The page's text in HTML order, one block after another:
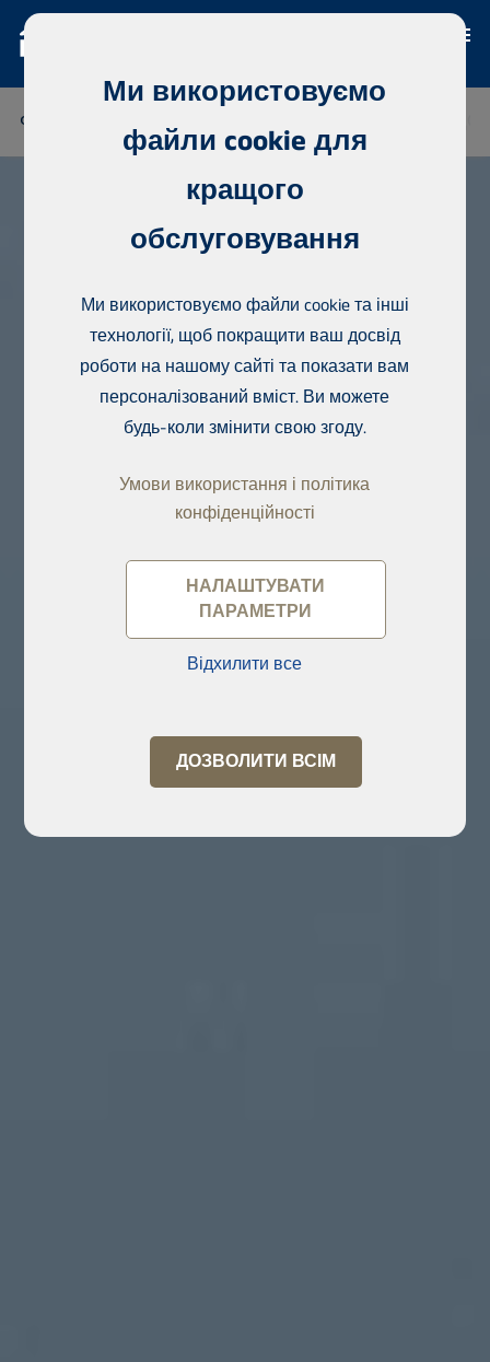
ФІНЛЯНДІЯ ТАЇЛАНД
Ми використовуємо
файли cookie для
кращого
обслуговування
Ми використовуємо файли cookie та інші
технології, щоб покращити ваш досвід
роботи на нашому сайті та показати вам
персоналізований вміст. Ви можете
будь-коли змінити свою згоду.
Умови використання і політика
конфіденційності
НАЛАШТУВАТИ
ПАРАМЕТРИ
Відхилити все
ДОЗВОЛИТИ ВСІМ